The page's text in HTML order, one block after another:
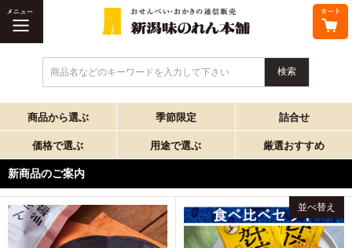
商品名などのキーワードを入力して下さい
商品から選ぶ 季節限定 詰合せ
価格で選ぶ 用途で選ぶ 厳選おすすめ
新商品のご案内
並べ替え